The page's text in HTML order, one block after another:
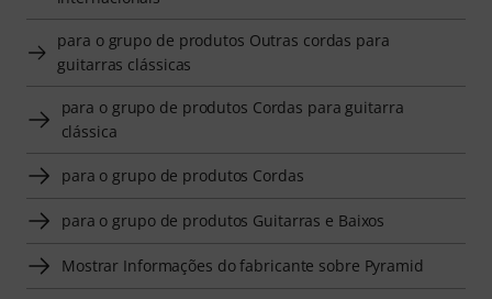
para o grupo de produtos Outras cordas para
guitarras clássicas
para o grupo de produtos Cordas para guitarra
clássica
para o grupo de produtos Cordas
para o grupo de produtos Guitarras e Baixos
Mostrar Informações do fabricante sobre Pyramid